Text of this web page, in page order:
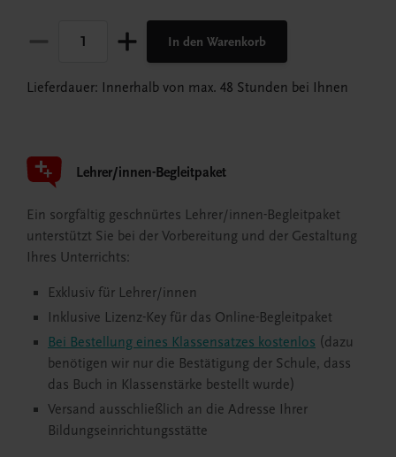
In den Warenkorb
Lieferdauer: Innerhalb von max. 48 Stunden bei Ihnen
Lehrer/innen-Begleitpaket
Ein sorgfältig geschnürtes Lehrer/innen-Begleitpaket
unterstützt Sie bei der Vorbereitung und der Gestaltung
Ihres Unterrichts:
Exklusiv für Lehrer/innen
Inklusive Lizenz-Key für das Online-Begleitpaket
Bei Bestellung eines Klassensatzes kostenlos (dazu
benötigen wir nur die Bestätigung der Schule, dass
das Buch in Klassenstärke bestellt wurde)
Versand ausschließlich an die Adresse Ihrer
Bildungseinrichtungsstätte